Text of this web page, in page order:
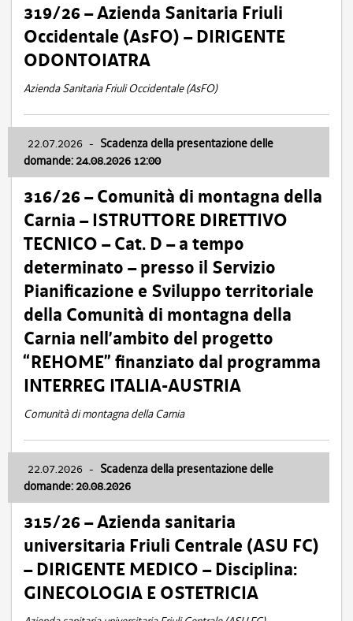
319/26 – Azienda Sanitaria Friuli
Occidentale (AsFO) – DIRIGENTE
ODONTOIATRA
Azienda Sanitaria Friuli Occidentale (AsFO)
22.07.2026 - Scadenza della presentazione delle
domande: 24.08.2026 12:00
316/26 – Comunità di montagna della
Carnia – ISTRUTTORE DIRETTIVO
TECNICO – Cat. D – a tempo
determinato – presso il Servizio
Pianificazione e Sviluppo territoriale
della Comunità di montagna della
Carnia nell’ambito del progetto
“REHOME” finanziato dal programma
INTERREG ITALIA-AUSTRIA
Comunità di montagna della Carnia
22.07.2026 - Scadenza della presentazione delle
domande: 20.08.2026
315/26 – Azienda sanitaria
universitaria Friuli Centrale (ASU FC)
– DIRIGENTE MEDICO – Disciplina:
GINECOLOGIA E OSTETRICIA